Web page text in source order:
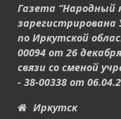
Газета “Народный
зарегистрирована
по Иркутской
00094 от 26
связи со сменой
- 38-00338 от
Иркутск